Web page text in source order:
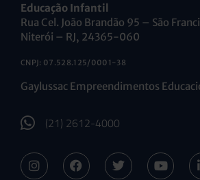
Educação Infantil
Rua Cel. João Brandão 95 – São
Niterói – RJ, 24365-060
CNPJ: 07.528.125/0001-38
Gaylussac Empreendimentos
(21) 2612-4000